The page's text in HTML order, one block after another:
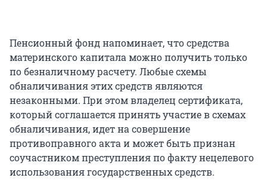
Пенсионный фонд напоминает, что средства
материнского капитала можно получить только
по безналичному расчету. Любые схемы
обналичивания этих средств являются
незаконными. При этом владелец сертификата,
который соглашается принять участие в схемах
обналичивания, идет на совершение
противоправного акта и может быть признан
соучастником преступления по факту нецелевого
использования государственных средств.